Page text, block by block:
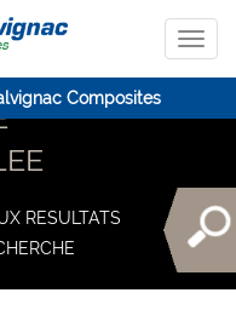
Composites
RESULTATS